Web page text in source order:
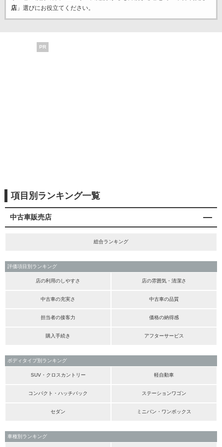
店」選びにお役立てください。
PR
項目別ランキング一覧
中古車販売店
総合ランキング
評価項目別ランキング
店の利用のしやすさ 店の雰囲気・清潔さ
中古車の充実さ 中古車の品質
担当者の接客力 価格の納得感
購入手続き アフターサービス
ボディタイプ別ランキング
SUV・クロスカントリー 軽自動車
コンパクト・ハッチバック ステーションワゴン
セダン ミニバン・ワンボックス
車種別ランキング